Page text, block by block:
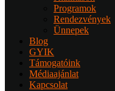
Programok
Rendezvények
Ünnepek
Blog
GYIK
Támogatóink
Médiaajánlat
Kapcsolat